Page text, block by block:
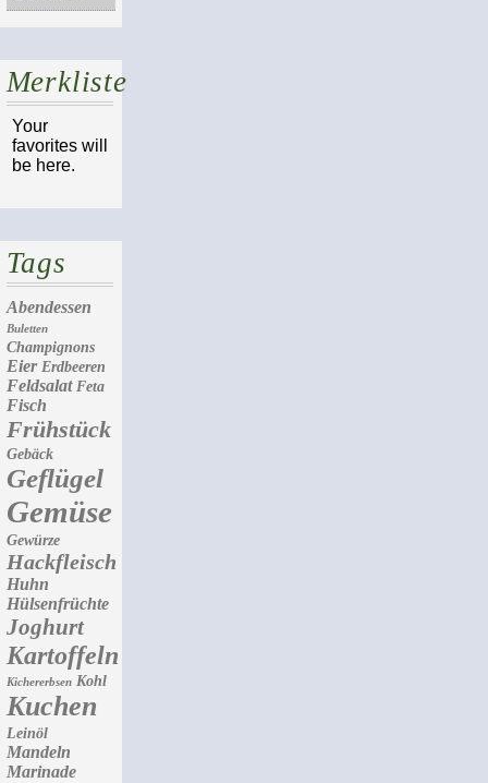
Merkliste
Your
favorites will
be here.
Tags
Abendessen
Buletten
Champignons
Eier Erdbeeren
Feldsalat Feta
Fisch
Frühstück
Gebäck
Geflügel
Gemüse
Gewürze
Hackfleisch
Huhn
Hülsenfrüchte
Joghurt
Kartoffeln
Kichererbsen Kohl
Kuchen
Leinöl
Mandeln
Marinade